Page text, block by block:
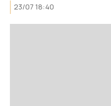
23/07 18:40